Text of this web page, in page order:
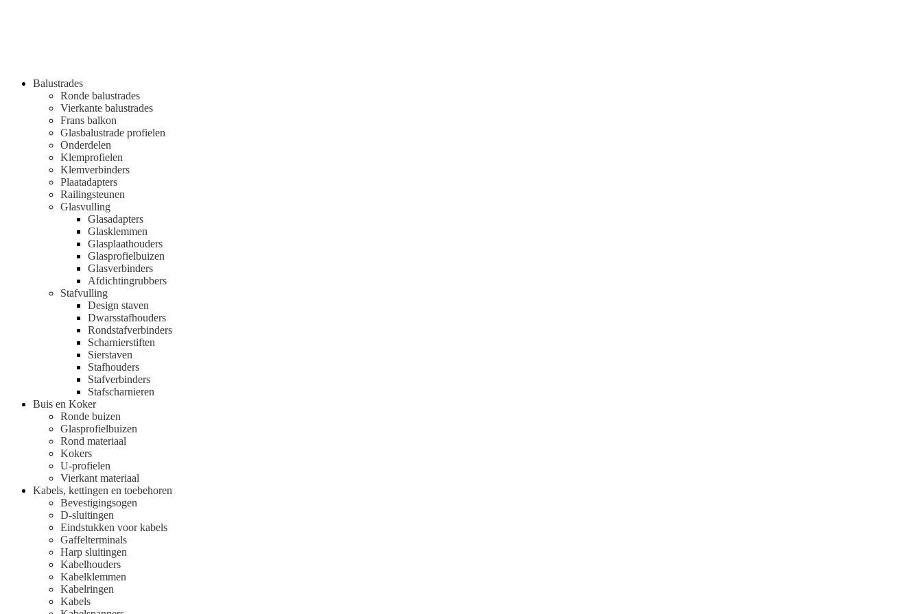
Balustrades
Ronde balustrades
Vierkante balustrades
Frans balkon
Glasbalustrade profielen
Onderdelen
Klemprofielen
Klemverbinders
Plaatadapters
Railingsteunen
Glasvulling
Glasadapters
Glasklemmen
Glasplaathouders
Glasprofielbuizen
Glasverbinders
Afdichtingrubbers
Stafvulling
Design staven
Dwarsstafhouders
Rondstafverbinders
Scharnierstiften
Sierstaven
Stafhouders
Stafverbinders
Stafscharnieren
Buis en Koker
Ronde buizen
Glasprofielbuizen
Rond materiaal
Kokers
U-profielen
Vierkant materiaal
Kabels, kettingen en toebehoren
Bevestigingsogen
D-sluitingen
Eindstukken voor kabels
Gaffelterminals
Harp sluitingen
Kabelhouders
Kabelklemmen
Kabelringen
Kabels